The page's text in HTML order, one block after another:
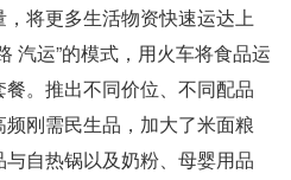
将更多生活物资快速运达上
汽运”的模式，用火车将食品运
。推出不同价位、不同配品
刚需民生品，加大了米面粮
自热锅以及奶粉、母婴用品